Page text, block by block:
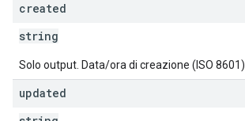
created
string
Solo output. Data/ora di creazione (ISO 8601).
updated